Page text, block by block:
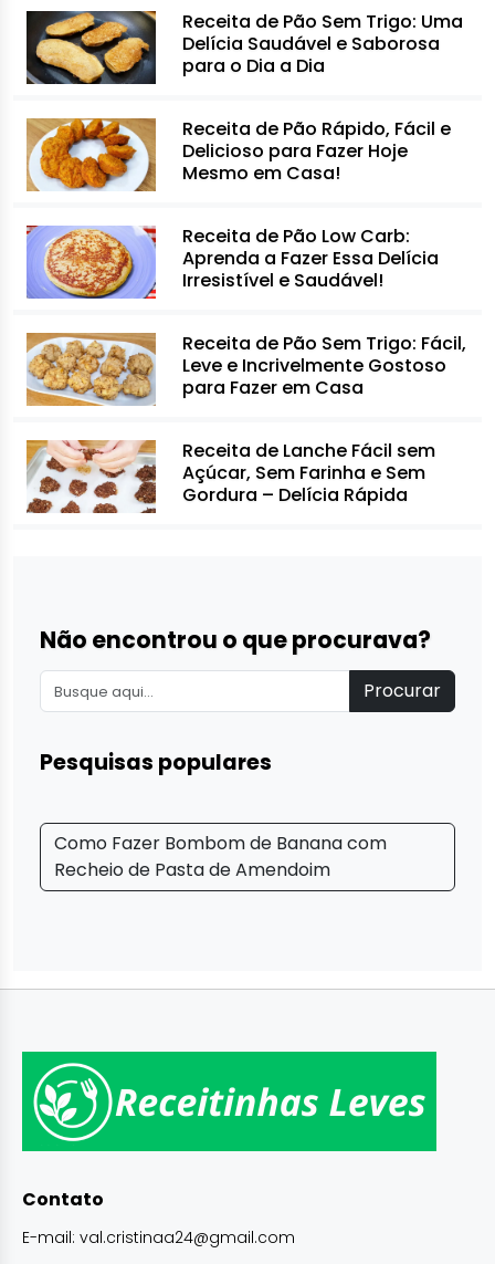
Receita de Pão Sem Trigo: Uma
Delícia Saudável e Saborosa
para o Dia a Dia
Receita de Pão Rápido, Fácil e
Delicioso para Fazer Hoje
Mesmo em Casa!
Receita de Pão Low Carb:
Aprenda a Fazer Essa Delícia
Irresistível e Saudável!
Receita de Pão Sem Trigo: Fácil,
Leve e Incrivelmente Gostoso
para Fazer em Casa
Receita de Lanche Fácil sem
Açúcar, Sem Farinha e Sem
Gordura – Delícia Rápida
Não encontrou o que procurava?
Procurar
Pesquisas populares
Como Fazer Bombom de Banana com
Recheio de Pasta de Amendoim
Contato
E-mail: val.cristinaa24@gmail.com